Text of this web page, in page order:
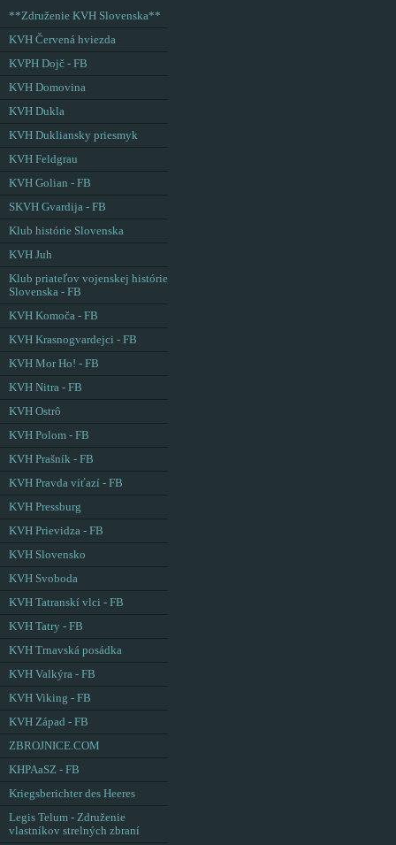
**Združenie KVH Slovenska**
KVH Červená hviezda
KVPH Dojč - FB
KVH Domovina
KVH Dukla
KVH Dukliansky priesmyk
KVH Feldgrau
KVH Golian - FB
SKVH Gvardija - FB
Klub histórie Slovenska
KVH Juh
Klub priateľov vojenskej histórie
Slovenska - FB
KVH Komoča - FB
KVH Krasnogvardejci - FB
KVH Mor Ho! - FB
KVH Nitra - FB
KVH Ostrô
KVH Polom - FB
KVH Prašník - FB
KVH Pravda víťazí - FB
KVH Pressburg
KVH Prievidza - FB
KVH Slovensko
KVH Svoboda
KVH Tatranskí vlci - FB
KVH Tatry - FB
KVH Trnavská posádka
KVH Valkýra - FB
KVH Viking - FB
KVH Západ - FB
ZBROJNICE.COM
KHPAaSZ - FB
Kriegsberichter des Heeres
Legis Telum - Združenie
vlastníkov strelných zbraní